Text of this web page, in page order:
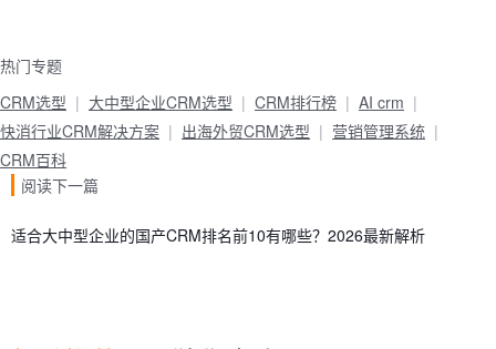
热门专题
CRM选型
大中型企业CRM选型 CRM排行榜
AI crm
快消行业CRM解决方案
出海外贸CRM选型
营销管理系统
CRM百科
阅读下一篇
适合大中型企业的国产CRM排名前10有哪些？2026最新解析